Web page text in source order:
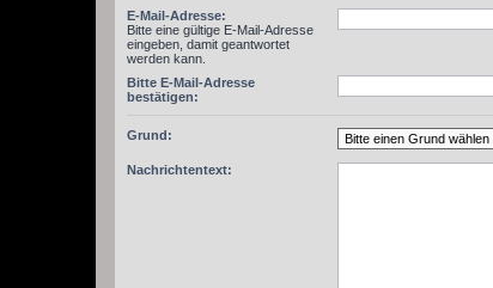
E-Mail-Adresse:
Bitte eine gültige E-Mail-Adresse
eingeben, damit geantwortet
werden kann.
Bitte E-Mail-Adresse
bestätigen:
Grund:
Nachrichtentext: